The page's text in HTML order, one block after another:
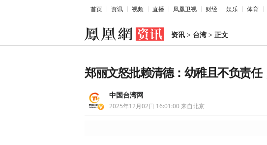
首页 资讯 视频 直播 凤凰卫视 财经 娱乐 体育
资讯 > 台湾 > 正文
郑丽文怒批赖清德：幼稚且不负责任
中国台湾网
2025年12月02日 16:01:00来自北京